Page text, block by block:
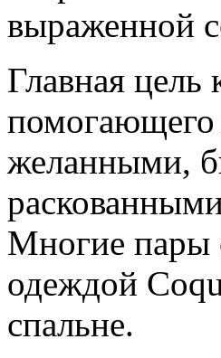
выраженной
Главная цель
помогающего
желанными,
Многие пары
одеждой
спальне.